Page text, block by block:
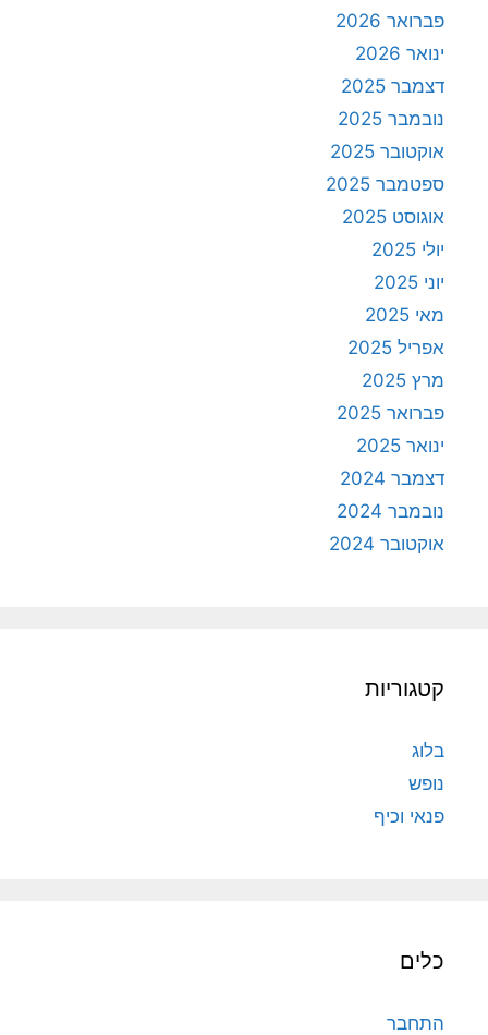
פברואר 2026
ינואר 2026
דצמבר 2025
נובמבר 2025
אוקטובר 2025
ספטמבר 2025
אוגוסט 2025
יולי 2025
יוני 2025
מאי 2025
אפריל 2025
מרץ 2025
פברואר 2025
ינואר 2025
דצמבר 2024
נובמבר 2024
אוקטובר 2024
קטגוריות
בלוג
נופש
פנאי וכיף
כלים
התחבר